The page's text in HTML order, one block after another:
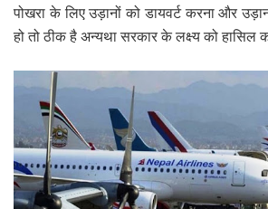
पोखरा के लिए उड़ानों को डायवर्ट करना और
हो तो ठीक है अन्यथा सरकार के लक्ष्य को हासिल